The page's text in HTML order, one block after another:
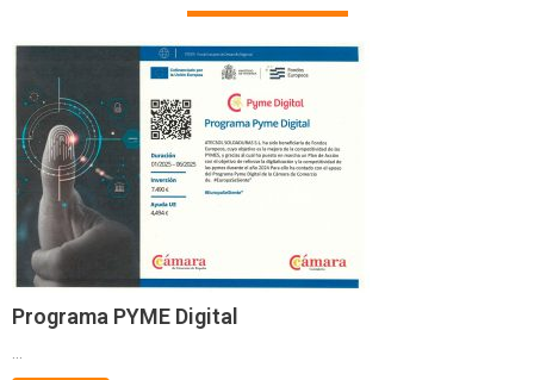
Programa PYME Digital